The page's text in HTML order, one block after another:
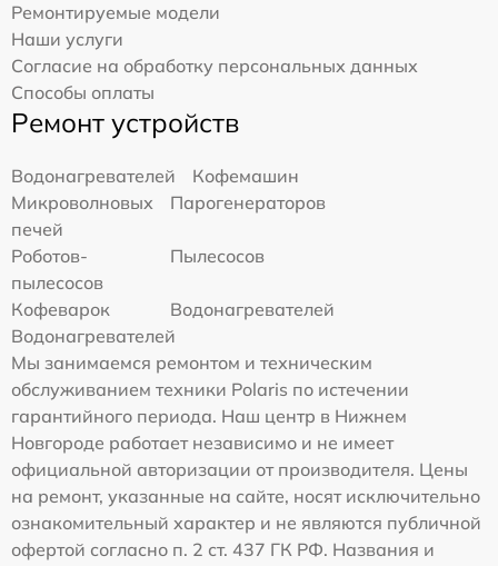
Ремонтируемые модели
Наши услуги
Согласие на обработку персональных данных
Способы оплаты
Ремонт устройств
Водонагревателей
Кофемашин
Микроволновых
печей
Парогенераторов
Роботов-
пылесосов
Пылесосов
Кофеварок
Водонагревателей
Водонагревателей
Мы занимаемся ремонтом и техническим
обслуживанием техники Polaris по истечении
гарантийного периода. Наш центр в Нижнем
Новгороде работает независимо и не имеет
официальной авторизации от производителя. Цены
на ремонт, указанные на сайте, носят исключительно
ознакомительный характер и не являются публичной
офертой согласно п. 2 ст. 437 ГК РФ. Названия и